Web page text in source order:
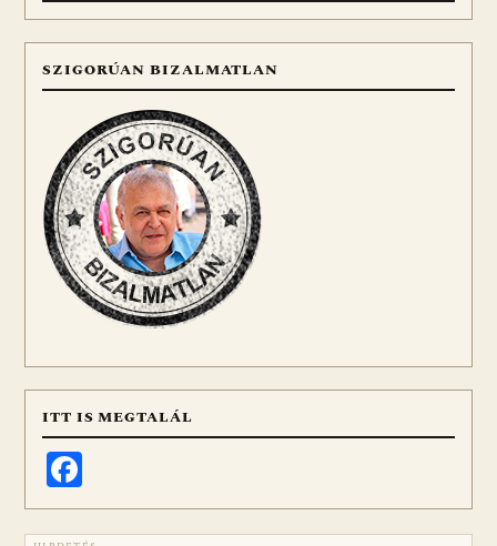
SZIGORÚAN BIZALMATLAN
ITT IS MEGTALÁL